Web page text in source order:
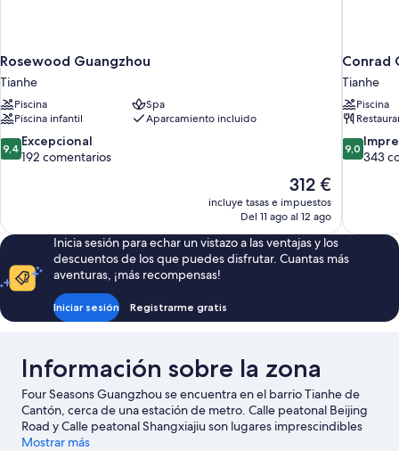
Rosewood Guangzhou
Tianhe
Piscina
Spa
Piscina infantil
Aparcamiento incluido
9.4
sobre
9,4 Excepcional
192 comentarios
El
precio
actual
de
312 €
312 €
incluye tasas e impuestos
Del 11 ago al 12 ago
Conrad
Tianhe
Piscina
9.0
sobre
9,0
343
Inicia sesión para echar un vistazo a las ventajas y los
descuentos de los que puedes disfrutar. Cuantas más
aventuras, ¡más recompensas!
Iniciar sesión Registrarme gratis
Información sobre la zona
Four Seasons Guangzhou se encuentra en el barrio Tianhe de
Cantón, cerca de una estación de metro. Calle peatonal Beijing
Road y Calle peatonal Shangxiajiu son lugares imprescindibles
para los amantes de las tiendas; añádelos a tu itinerario junto a
Mostrar más